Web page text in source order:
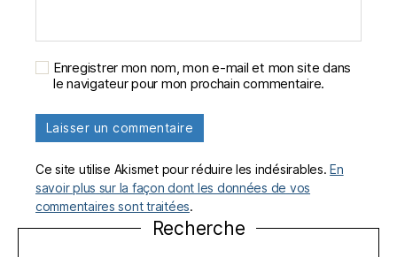
Enregistrer mon nom, mon e-mail et mon site dans
le navigateur pour mon prochain commentaire.
Ce site utilise Akismet pour réduire les indésirables.En
savoir plus sur la façon dont les données de vos
commentaires sont traitées.
Recherche